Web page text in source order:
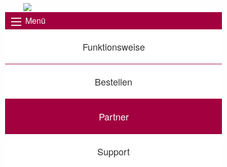
Menü
Funktionsweise
Bestellen
Partner
Support